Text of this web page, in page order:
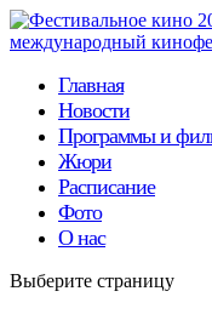
Главная
Новости
Программы и
Жюри
Расписание
Фото
О нас
Выберите страницу